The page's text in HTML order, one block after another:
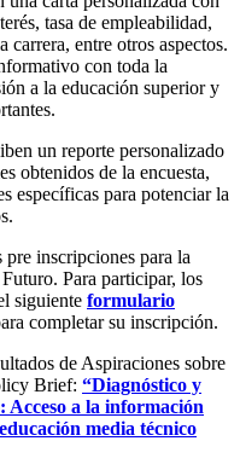
tasa de empleabilidad,
entre otros aspectos.
con toda la
a la educación superior y
un reporte personalizado
obtenidos de la encuesta,
específicas para potenciar la
pre inscripciones para la
Para participar, los
siguiente formulario
completar su inscripción.
de Aspiraciones sobre
Brief: “Diagnóstico y
Acceso a la información
media técnico